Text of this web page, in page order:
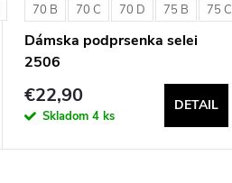
70 B 70 C 70 D 75 B 75 C
Dámska podprsenka selei
2506
€22,90
Skladom4 ks
DETAIL